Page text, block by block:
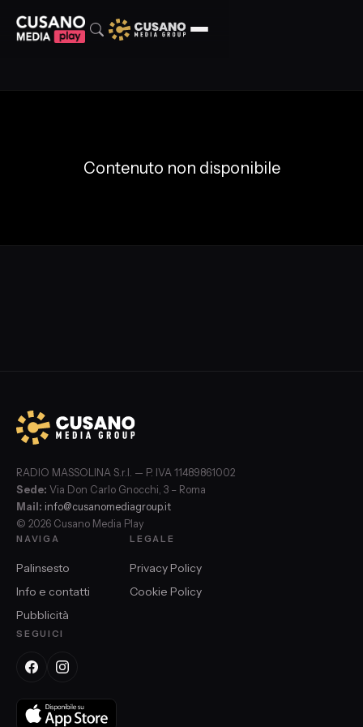
Contenuto non disponibile
RADIO MASSOLINA S.r.l. — P. IVA 11489861002
Sede: Via Don Carlo Gnocchi, 3 – Roma
Mail: info@cusanomediagroup.it
© 2026 Cusano Media Play
NAVIGA
Palinsesto
Info e contatti
Pubblicità
LEGALE
Privacy Policy
Cookie Policy
SEGUICI